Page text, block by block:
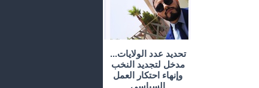
تحديد عدد الولايات...
مدخل لتجديد النخب
وإنهاء احتكار العمل
السياسي